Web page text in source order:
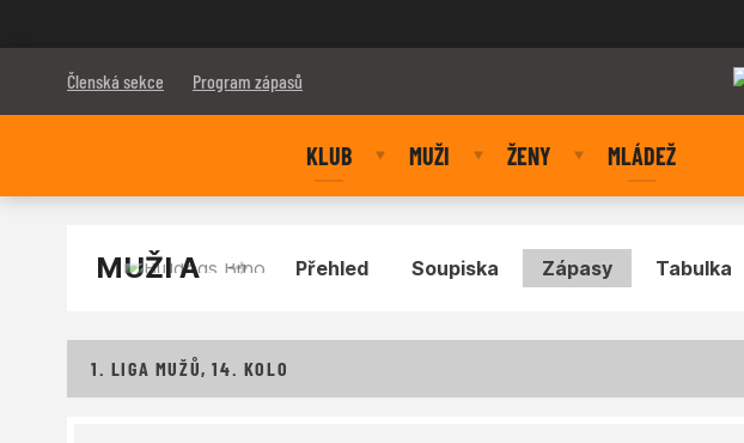
Členská sekce Program zápasů
KLUB MUŽI ŽENY MLÁDEŽ
MUŽI A Přehled Soupiska Zápasy Tabulka
1. LIGA MUŽŮ, 14. KOLO